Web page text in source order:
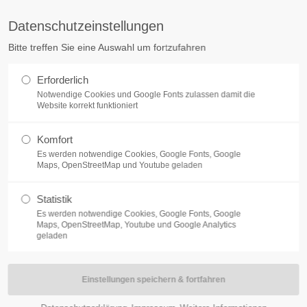
"offcanvas-col2" existiert
leider nicht.
LANGOHREN
täglichen Angebot an Frischfutter der
und hervorragender Qualität. Hier gehts zu den
zum
Datenschutzeinstellungen
Bitte treffen Sie eine Auswahl um fortzufahren
Erforderlich
Notwendige Cookies und Google Fonts zulassen damit die
Website korrekt funktioniert
Komfort
Es werden notwendige Cookies, Google Fonts, Google
Maps, OpenStreetMap und Youtube geladen
Statistik
Es werden notwendige Cookies, Google Fonts, Google
Maps, OpenStreetMap, Youtube und Google Analytics
geladen